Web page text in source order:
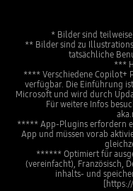
* Bilder sind
** Bilder sind zu
tatsächliche
***
**** Verschiedene Copilot+
verfügbar. Die Einführung
Microsoft und wird durch
Für weitere Infos
***** App-Plugins erfordern
App und müssen vorab
****** Optimiert für
(vereinfacht), Französisch,
inhalts- und